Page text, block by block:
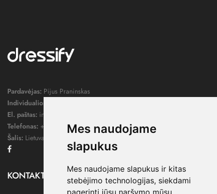
Mes naudojame
slapukus
Mes naudojame slapukus ir kitas
stebėjimo technologijas, siekdami
pagerinti jūsų naršymo mūsų
Pardavėjas: Pijus Praninskas
Individualios veiklos pažymos nr.:
El. paštas: info@dressify.lt
Telefonas: +370 676 78578
Šalis: Lietuva
KONTAKTAI